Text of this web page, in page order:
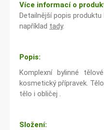
Více informací o
Detailnější popis produktu
například tady.
Popis:
Komplexní bylinné
kosmetický přípravek.
tělo i obličej .
Složení: